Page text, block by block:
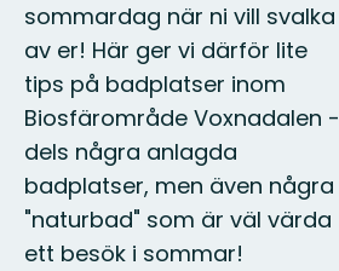
sommardag när ni vill svalka
av er! Här ger vi därför lite
tips på badplatser inom
Biosfärområde Voxnadalen -
dels några anlagda
badplatser, men även några
"naturbad" som är väl värda
ett besök i sommar!